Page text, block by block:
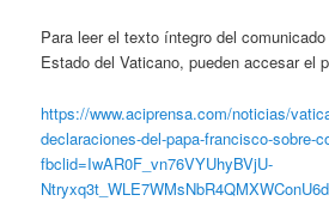
Para leer el texto íntegro del
Estado del Vaticano, pueden accesar el
https://www.aciprensa.com/noticias/
declaraciones-del-papa-francisco-sobre-
fbclid=IwAR0F_vn76VYUhyBVjU-